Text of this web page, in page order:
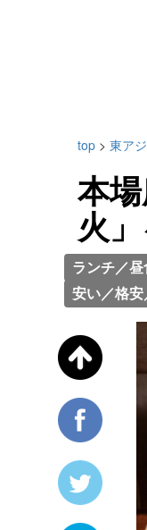
top > 東ア
本
火
ランチ／
安い／格